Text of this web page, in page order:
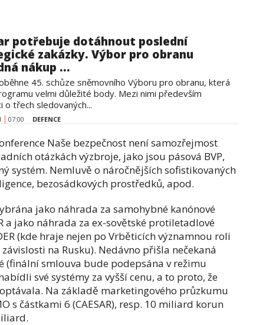
potřebuje dotáhnout poslední
zakázky. Výbor pro obranu
nákup ...
45. schůze sněmovního Výboru pro obranu, která
velmi důležité body. Mezi nimi především
o třech sledovaných...
07:00 DEFENCE
Naše bezpečnost není samozřejmost
otázkách výzbroje, jako jsou pásová BVP,
systém. Nemluvě o náročnějších sofistikovaných
bezosádkových prostředků, apod.
jako náhrada za samohybné kanónové
a jako náhrada za ex-sovětské protiletadlové
(kde hraje nejen po Vrběticích významnou roli
na Rusku). Nedávno přišla nečekaná
(finální smlouva bude podepsána v režimu
své systémy za vyšší cenu, a to proto, že
Na základě marketingového průzkumu
s částkami 6 (CAESAR), resp. 10 miliard korun